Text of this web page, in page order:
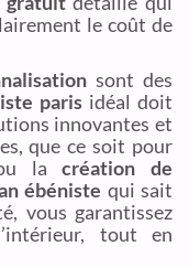
le coût de
sont des
parisidéal doit
innovantes et
que ce soit pour
lacréation de
ébéniste qui sait
vous garantissez
tout en